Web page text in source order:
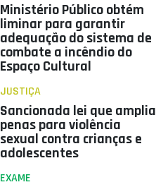
Ministério Público obtém
liminar para garantir
adequação do sistema de
combate a incêndio do
Espaço Cultural
JUSTIÇA
Sancionada lei que amplia
penas para violência
sexual contra crianças e
adolescentes
EXAME